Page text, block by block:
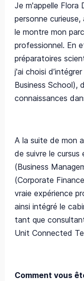
Je m'appelle Flora
personne
le montre mon
professionnel. En
préparatoires
j'ai choisi
Business School),
connaissances
A la suite de mon
de suivre le cursus
(Business
(Corporate
vraie expérience
ainsi intégré le
tant que
Unit Connected
Comment vous